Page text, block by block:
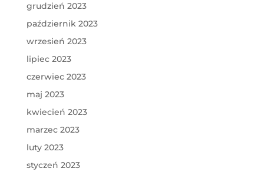
grudzień 2023
październik 2023
wrzesień 2023
lipiec 2023
czerwiec 2023
maj 2023
kwiecień 2023
marzec 2023
luty 2023
styczeń 2023